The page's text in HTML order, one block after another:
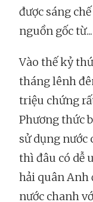
được sáng
nguồn gốc
Vào thế kỷ
tháng lênh
triệu chứng
Phương thức
sử dụng nước
thì đâu có dễ
hải quân Anh
nước chanh